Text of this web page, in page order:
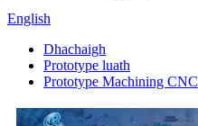
English
Dhachaigh
Prototype luath
Prototype Machining CNC